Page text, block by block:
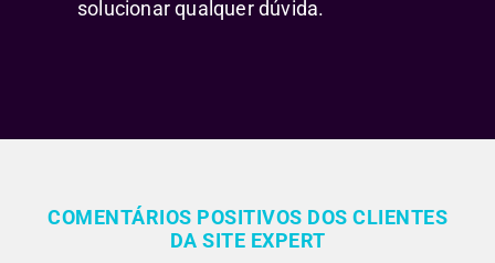
solucionar qualquer dúvida.
COMENTÁRIOS POSITIVOS DOS CLIENTES
DA SITE EXPERT